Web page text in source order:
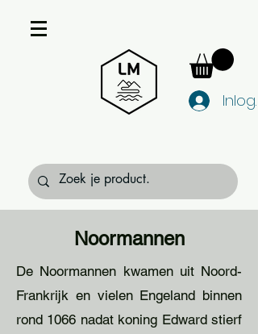
Noormannen
De Noormannen kwamen uit Noord-
Frankrijk en vielen Engeland binnen
rond 1066 nadat koning Edward stierf